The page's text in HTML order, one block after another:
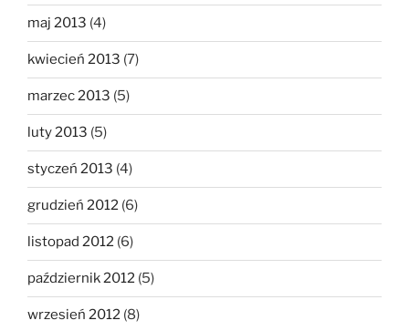
maj 2013 (4)
kwiecień 2013 (7)
marzec 2013 (5)
luty 2013 (5)
styczeń 2013 (4)
grudzień 2012 (6)
listopad 2012 (6)
październik 2012 (5)
wrzesień 2012 (8)